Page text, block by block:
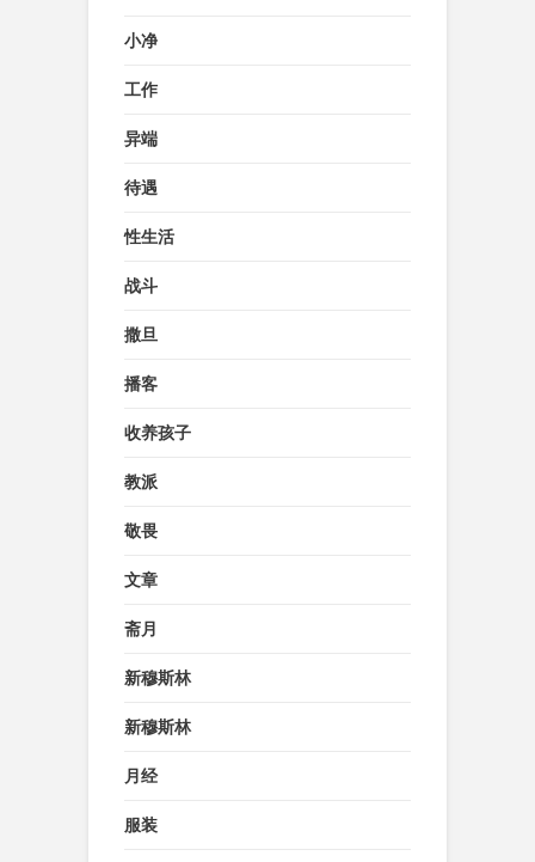
小净
工作
异端
待遇
性生活
战斗
撒旦
播客
收养孩子
教派
敬畏
文章
斋月
新穆斯林
新穆斯林
月经
服装